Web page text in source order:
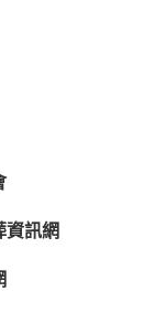
資訊網